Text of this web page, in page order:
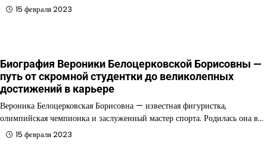
15 февраля 2023
Биография Вероники Белоцерковской Борисовны —
путь от скромной студентки до великолепных
достижений в карьере
Вероника Белоцерковская Борисовна — известная фигуристка,
олимпийская чемпионка и заслуженный мастер спорта. Родилась она в…
15 февраля 2023